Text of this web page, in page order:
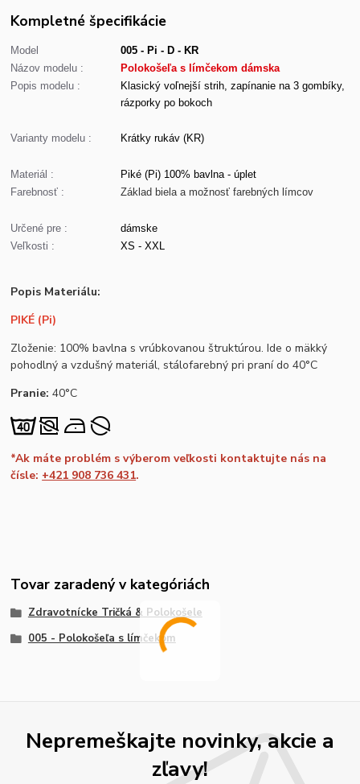
Kompletné špecifikácie
Model
005 - Pi - D - KR
Názov modelu :
Polokošeľa s límčekom dámska
Popis modelu :
Klasický voľnejší strih, zapínanie na 3 gombíky,
rázporky po bokoch
Varianty modelu : Krátky rukáv (KR)
Materiál :
Piké (Pi) 100% bavlna - úplet
Farebnosť :
Základ biela a možnosť farebných límcov
Určené pre :
dámske
Veľkosti :
XS - XXL
Popis Materiálu:
PIKÉ (Pi)
Zloženie: 100% bavlna s vrúbkovanou štruktúrou. Ide o mäkký
pohodlný a vzdušný materiál, stálofarebný pri praní do 40°C
Pranie:40°C
*Ak máte problém s výberom veľkosti kontaktujte nás na
čísle: +421 908 736 431.
Tovar zaradený v kategóriách
Zdravotnícke Tričká & Polokošele
005 - Polokošeľa s límčekom
Nepremeškajte novinky, akcie a
zľavy!